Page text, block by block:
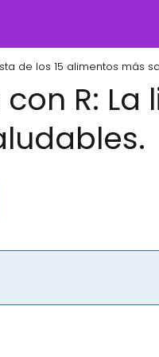
de los 15 alimentos más
R: La